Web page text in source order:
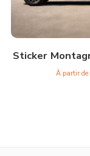
Sticker
À partir de